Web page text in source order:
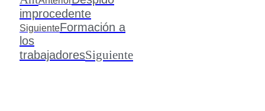
improcedente
SiguienteFormación a
los
trabajadoresSiguiente